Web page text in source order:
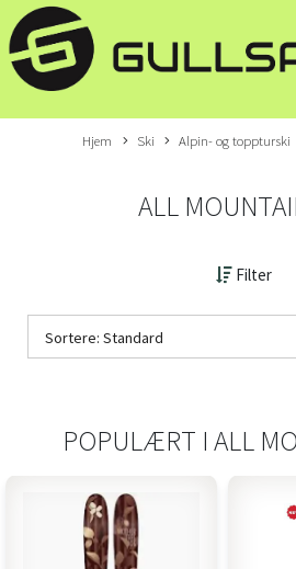
Hjem Ski Alpin- og toppturski
ALL
Filter
Sortere: Standard
POPULÆRT I ALL